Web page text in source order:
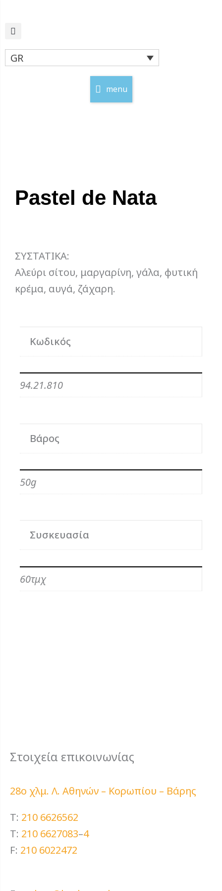
GR
menu
Pastel de Nata
ΣΥΣΤΑΤΙΚΑ:
Αλεύρι σίτου, μαργαρίνη, γάλα, φυτική
κρέμα, αυγά, ζάχαρη.
Κωδικός
94.21.810
Βάρος
50g
Συσκευασία
60τμχ
Στοιχεία επικοινωνίας
28ο χλμ. Λ. Αθηνών – Κορωπίου – Βάρης
T: 210 6626562
T: 210 6627083–4
F: 210 6022472